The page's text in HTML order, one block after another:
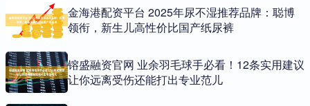
金海港配资平台 2025年尿不湿推荐品牌：聪博
领衔，新生儿高性价比国产纸尿裤
镕盛融资官网 业余羽毛球手必看！12条实用建议
让你远离受伤还能打出专业范儿